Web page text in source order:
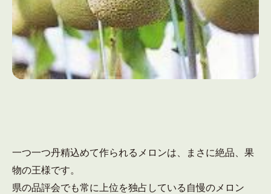
一つ一つ丹精込めて作られるメロンは、まさに絶品、果
物の王様です。
県の品評会でも常に上位を独占している自慢のメロン